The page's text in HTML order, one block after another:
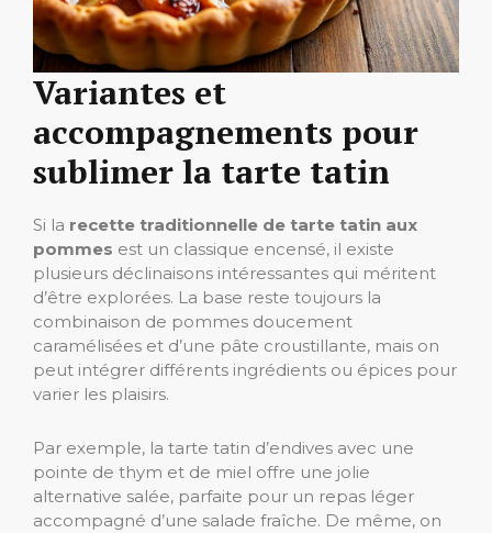
Variantes et
accompagnements pour
sublimer la tarte tatin
Si la recette traditionnelle de tarte tatin aux
pommes est un classique encensé, il existe
plusieurs déclinaisons intéressantes qui méritent
d’être explorées. La base reste toujours la
combinaison de pommes doucement
caramélisées et d’une pâte croustillante, mais on
peut intégrer différents ingrédients ou épices pour
varier les plaisirs.
Par exemple, la tarte tatin d’endives avec une
pointe de thym et de miel offre une jolie
alternative salée, parfaite pour un repas léger
accompagné d’une salade fraîche. De même, on